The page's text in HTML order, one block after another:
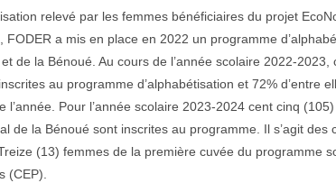
relevé par les femmes bénéficiaires du projet
a mis en place en 2022 un programme
de la Bénoué. Au cours de l’année scolaire 2022-2023,
au programme d’alphabétisation et 72% d’entre
l’année. Pour l’année scolaire 2023-2024 cent cinq
de la Bénoué sont inscrites au programme. Il s’agit des
(13) femmes de la première cuvée du programme
(CEP).